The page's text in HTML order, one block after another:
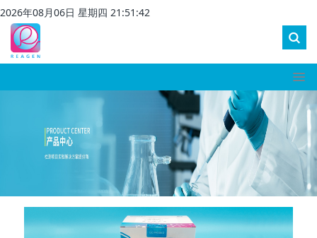
2026年08月06日 星期四 21 :51 :43